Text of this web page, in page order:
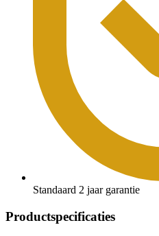
Standaard 2 jaar garantie
Productspecificaties